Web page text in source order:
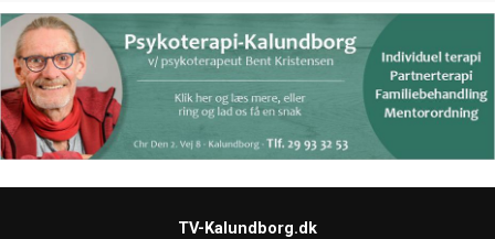
TV-Kalundborg.dk